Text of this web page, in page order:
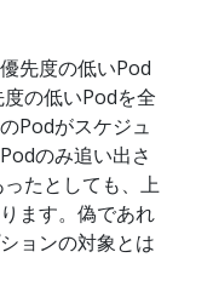
先度の低いPod
の低いPodを全
Podがスケジュ
のみ追い出さ
たとしても、上
ます。偽であれ
ョンの対象とは